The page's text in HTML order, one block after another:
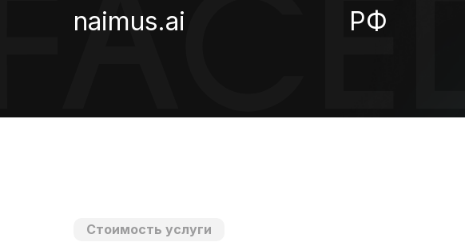
naimus.ai РФ
Стоимость услуги